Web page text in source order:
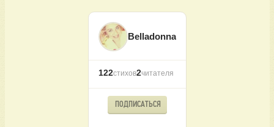
Belladonna
122стихов2читателя
ПОДПИСАТЬСЯ